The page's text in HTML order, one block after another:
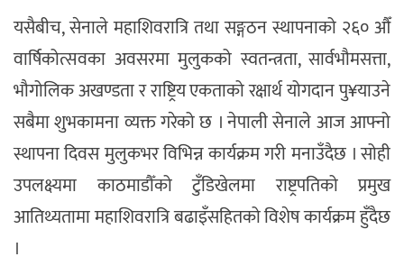
यसैबीच, सेनाले महाशिवरात्रि तथा सङ्गठन स्थापनाको २६० औँ
वार्षिकोत्सवका अवसरमा मुलुकको स्वतन्त्रता, सार्वभौमसत्ता,
भौगोलिक अखण्डता र राष्ट्रिय एकताको रक्षार्थ योगदान पु¥याउने
सबैमा शुभकामना व्यक्त गरेको छ । नेपाली सेनाले आज आफ्नो
स्थापना दिवस मुलुकभर विभिन्न कार्यक्रम गरी मनाउँदैछ । सोही
उपलक्ष्यमा काठमाडौँको टुँडिखेलमा राष्ट्रपतिको प्रमुख
आतिथ्यतामा महाशिवरात्रि बढाइँसहितको विशेष कार्यक्रम हुँदैछ
।